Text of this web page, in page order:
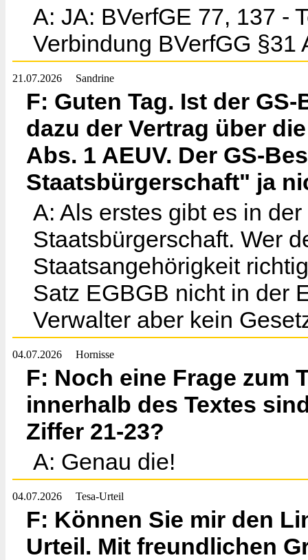
A: JA: BVerfGE 77, 137 -
Verbindung BVerfGG §31
21.07.2026 Sandrine
F: Guten Tag. Ist der
dazu der Vertrag über
Abs. 1 AEUV. Der GS-
Staatsbürgerschaft" ja
A: Als erstes gibt es in
Staatsbürgerschaft. Wer
Staatsangehörigkeit
Satz EGBGB nicht in der
Verwalter aber kein
04.07.2026 Hornisse
F: Noch eine Frage zum
innerhalb des Textes
Ziffer 21-23?
A: Genau die!
04.07.2026 Tesa-Urteil
F: Können Sie mir den
Urteil. Mit freundlichen